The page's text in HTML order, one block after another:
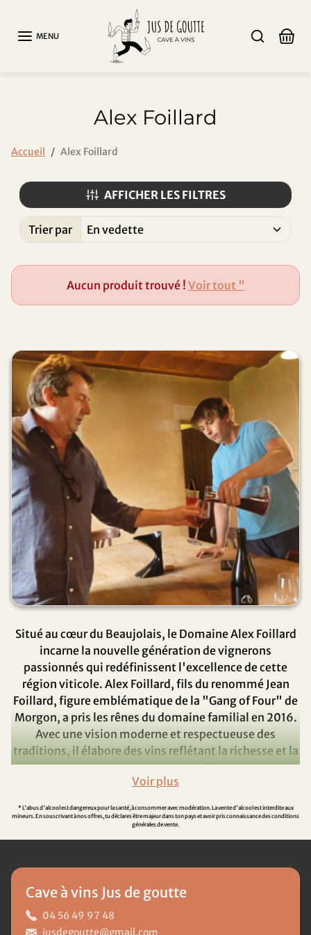
MENU
Alex Foillard
Accueil Alex Foillard
AFFICHER LES FILTRES
Trier par
Aucun produit trouvé ! Voir tout "
Situé au cœur du Beaujolais, le Domaine Alex Foillard
incarne la nouvelle génération de vignerons
passionnés qui redéfinissent l'excellence de cette
région viticole. Alex Foillard, fils du renommé Jean
Foillard, figure emblématique de la "Gang of Four" de
Morgon, a pris les rênes du domaine familial en 2016.
Avec une vision moderne et respectueuse des
traditions, il élabore des vins reflétant la richesse et la
diversité du terroir beaujolais.
de Vinification
vinification naturelle, Alex Foillard privilégie des
raisins sont cultivés sans produits chimiques,
favorisant une expression pure du terroir. Les
fermentations se déroulent avec les levures
* L'abus d'alcool est dangereux pour la santé, à consommer avec modération. La vente d'alcool est interdite aux
mineurs. En souscrivant à nos offres, tu déclares être majeur dans ton pays et avoir pris connaissance des conditions
générales de vente.
Cave à vins Jus de goutte
04 56 49 97 48
jusdegoutte@gmail.com